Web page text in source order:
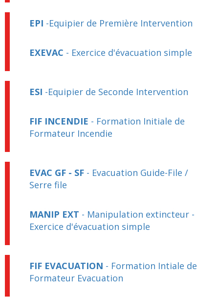
EPI -Equipier de Première Intervention
EXEVAC - Exercice d'évacuation simple
ESI -Equipier de Seconde Intervention
FIF INCENDIE - Formation Initiale de
Formateur Incendie
EVAC GF - SF - Evacuation Guide-File /
Serre file
MANIP EXT - Manipulation extincteur -
Exercice d'évacuation simple
FIF EVACUATION - Formation Intiale de
Formateur Evacuation